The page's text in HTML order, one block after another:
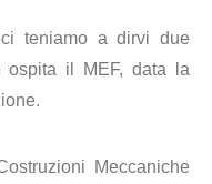
teniamo a dirvi due
ospita il MEF, data la
Meccaniche